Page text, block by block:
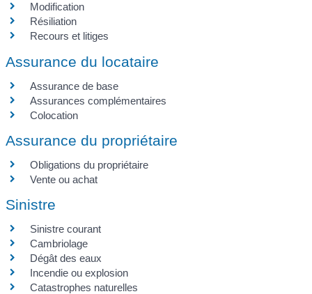
Modification
Résiliation
Recours et litiges
Assurance du locataire
Assurance de base
Assurances complémentaires
Colocation
Assurance du propriétaire
Obligations du propriétaire
Vente ou achat
Sinistre
Sinistre courant
Cambriolage
Dégât des eaux
Incendie ou explosion
Catastrophes naturelles